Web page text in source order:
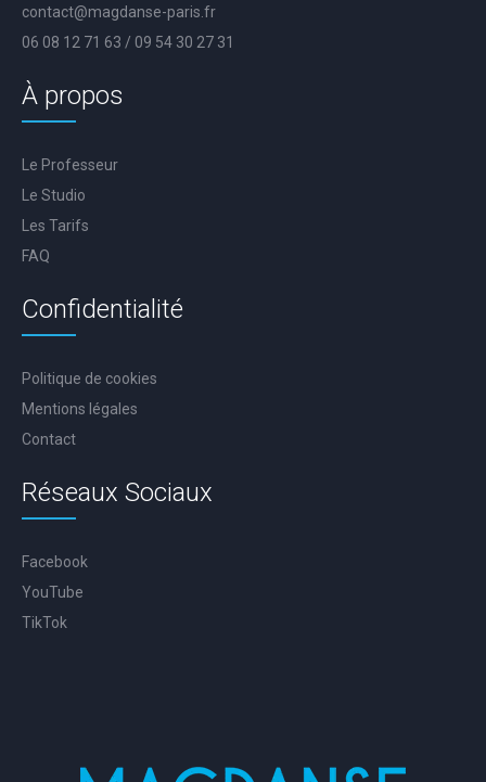
contact@magdanse-paris.fr
06 08 12 71 63 / 09 54 30 27 31
À propos
Le Professeur
Le Studio
Les Tarifs
FAQ
Confidentialité
Politique de cookies
Mentions légales
Contact
Réseaux Sociaux
Facebook
YouTube
TikTok